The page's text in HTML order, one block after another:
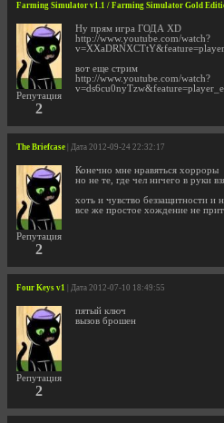
Farming Simulator v1.1 / Farming Simulator Gold
Репутация
2
Ну прям игра ГОДА XD
http://www.youtube.com/watch?
вот еще стрим
http://www.youtube.com/watch?
The Briefcase | Дата 2012-09-24 22:32:17
Репутация
2
Конечно мне нравяться хорроры
но не те, где чел ничего в руки
хоть и чувство беззащитности и
все же простое хождение не
Four Keys v1 | Дата 2012-07-10 18:49:55
Репутация
2
пятый ключ
вызов брошен